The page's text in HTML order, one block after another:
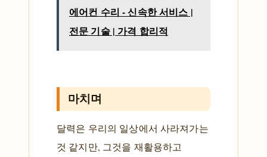
에어컨 수리 - 신속한 서비스 |
전문 기술 | 가격 합리적
마치며
달력은 우리의 일상에서 사라져가는
것 같지만, 그것을 재활용하고